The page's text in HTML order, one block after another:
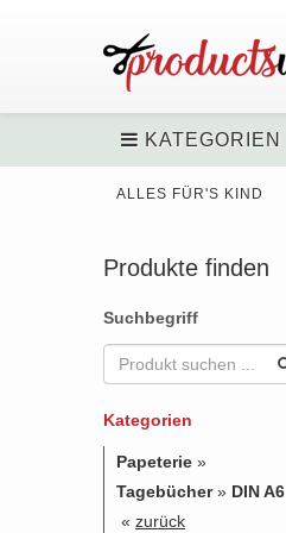
KATEGORIEN
ALLES FÜR'S KIND
Produkte finden
Suchbegriff
Kategorien
Papeterie »
Tagebücher» DIN A6
« zurück